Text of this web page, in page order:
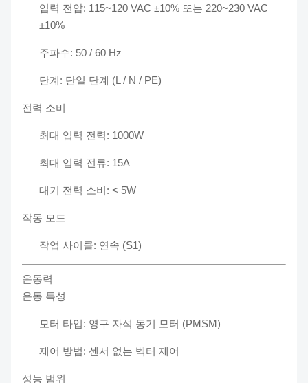
입력 전압: 115~120 VAC ±10% 또는 220~230 VAC
±10%
주파수: 50 / 60 Hz
단계: 단일 단계 (L / N / PE)
전력 소비
최대 입력 전력: 1000W
최대 입력 전류: 15A
대기 전력 소비: < 5W
작동 모드
작업 사이클: 연속 (S1)
운동력
운동 특성
모터 타입: 영구 자석 동기 모터 (PMSM)
제어 방법: 센서 없는 벡터 제어
성능 범위